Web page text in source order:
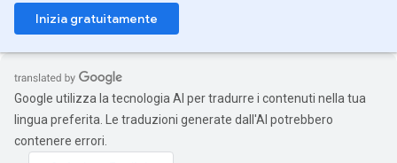
Inizia gratuitamente
Google utilizza la tecnologia AI per tradurre i contenuti nella tua
lingua preferita. Le traduzioni generate dall'AI potrebbero
contenere errori.